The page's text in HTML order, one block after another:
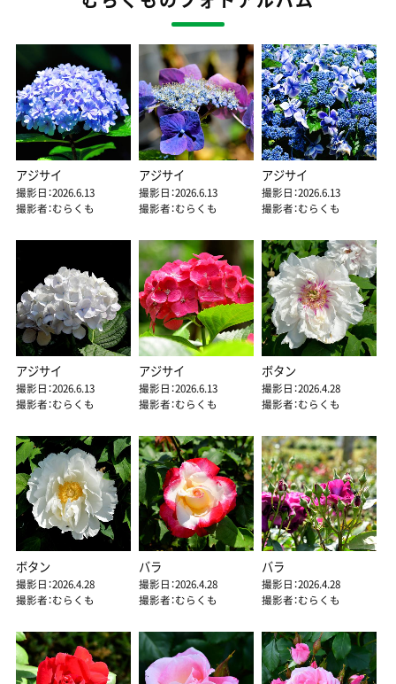
アジサイ
撮影日：2026.6.13
撮影者：むらくも
アジサイ
撮影日：2026.6.13
撮影者：むらくも
アジサイ
撮影日：2026.6.13
撮影者：むらくも
アジサイ
撮影日：2026.6.13
撮影者：むらくも
アジサイ
撮影日：2026.6.13
撮影者：むらくも
ボタン
撮影日：2026.4.28
撮影者：むらくも
ボタン
撮影日：2026.4.28
撮影者：むらくも
バラ
撮影日：2026.4.28
撮影者：むらくも
バラ
撮影日：2026.4.28
撮影者：むらくも